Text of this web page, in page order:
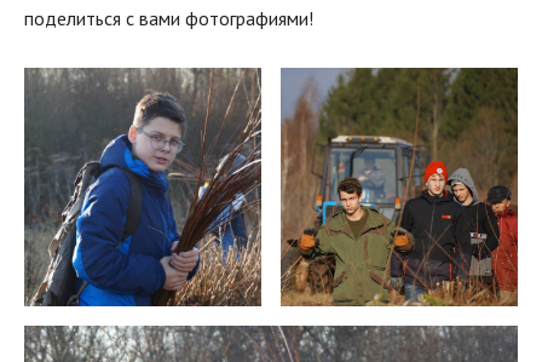
поделиться с вами фотографиями!